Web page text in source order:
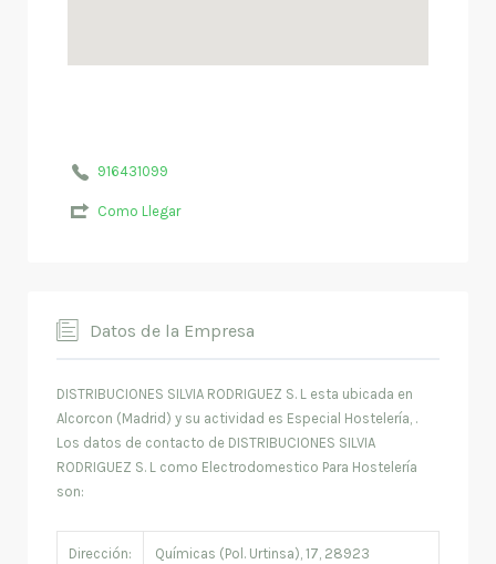
916431099
Como Llegar
Datos de la Empresa
DISTRIBUCIONES SILVIA RODRIGUEZ S. L esta ubicada en
Alcorcon (Madrid) y su actividad es Especial Hostelería, .
Los datos de contacto de DISTRIBUCIONES SILVIA
RODRIGUEZ S. L como Electrodomestico Para Hostelería
son:
Dirección:
Químicas (Pol. Urtinsa), 17, 28923